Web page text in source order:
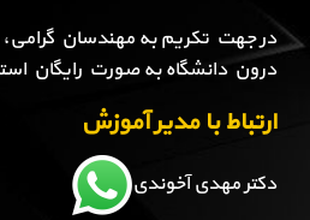
در جهت تکریم به مهندسان گرامی،
درون دانشگاه به صورت رایگان
ارتباط با مدیر آموزش
دکتر مهدی آخوندی